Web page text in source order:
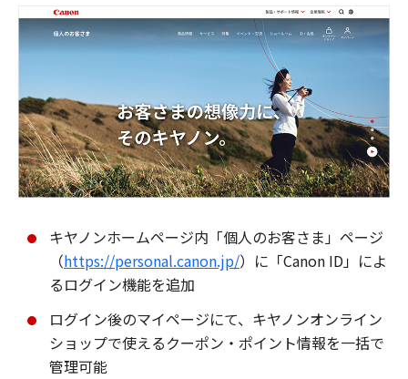
キヤノンホームページ内「個人のお客さま」ページ
（https://personal.canon.jp/）に「Canon ID」によ
るログイン機能を追加
ログイン後のマイページにて、キヤノンオンライン
ショップで使えるクーポン・ポイント情報を一括で
管理可能